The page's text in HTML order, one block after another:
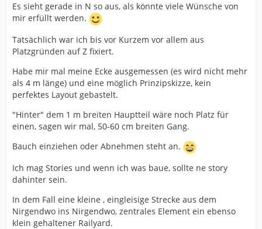
Es sieht gerade in N so aus, als könnte viele Wünsche von
mir erfüllt werden.
Tatsächlich war ich bis vor Kurzem vor allem aus
Platzgründen auf Z fixiert.
Habe mir mal meine Ecke ausgemessen (es wird nicht mehr
als 4 m länge) und eine möglich Prinzipskizze, kein
perfektes Layout gebastelt.
"Hinter" dem 1 m breiten Hauptteil wäre noch Platz für
einen, sagen wir mal, 50-60 cm breiten Gang.
Bauch einziehen oder Abnehmen steht an.
Ich mag Stories und wenn ich was baue, sollte ne story
dahinter sein.
In dem Fall eine kleine , eingleisige Strecke aus dem
Nirgendwo ins Nirgendwo, zentrales Element ein ebenso
klein gehaltener Railyard.